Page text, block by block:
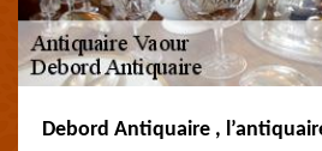
Debord Antiquaire ,